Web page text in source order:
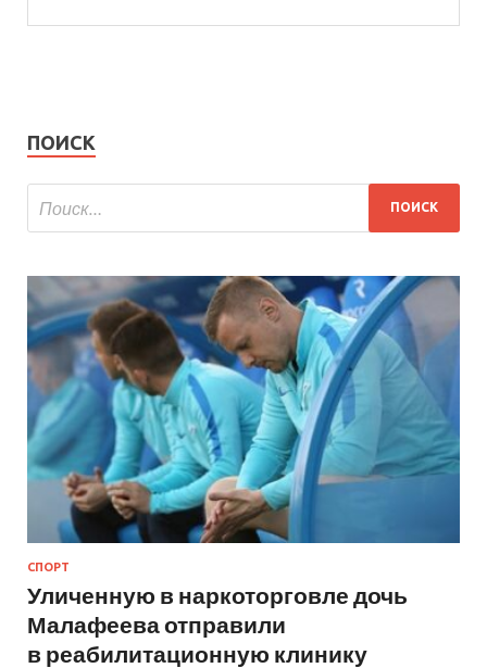
ПОИСК
СПОРТ
Уличенную в наркоторговле дочь
Малафеева отправили
в реабилитационную клинику